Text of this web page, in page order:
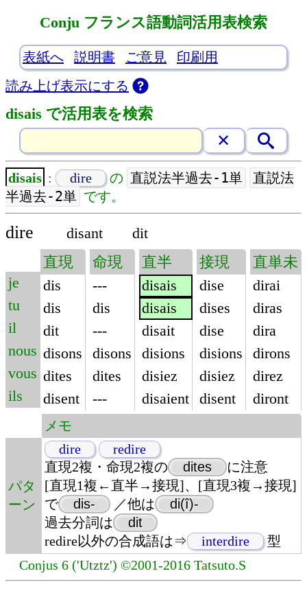
Conju フランス語動詞活用表検索
表紙へ 説明書 ご意見
印刷用
読み上げ表示にする
disais で活用表を検索
disais : dire の 直説法半過去-1単
直説法
半過去-2単 です。
dire disant dit
je
tu
il
nous
vous
ils
直現
dis
dis
dit
disons
dites
disent
命現
---
dis
---
disons
dites
---
直半
disais
disais
disait
disions
disiez
disaient
接現
dise
dises
dise
disions
disiez
disent
直単未
dirai
diras
dira
dirons
direz
diront
メモ
パタ
ーン
dire
redire
直現2複・命現2複の
dites
に注意
[直現1複←直半→接現]、[直現3複→接現]
で
dis- ／他は
di(î)-
過去分詞は
dit
redire以外の合成語は⇒
interdire
型
Conjus 6 ('Utztz') ©2001-2016 Tatsuto.S